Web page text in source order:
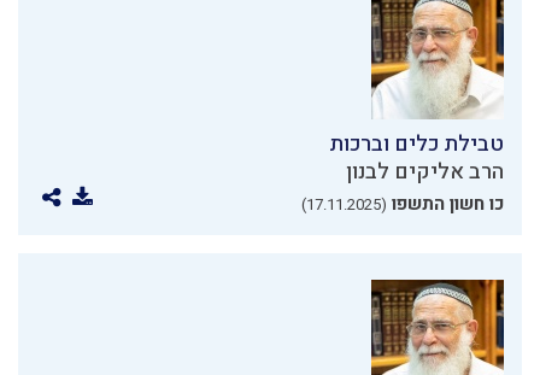
טבילת כלים וברכות
הרב אליקים לבנון
כו חשון התשפו (17.11.2025)